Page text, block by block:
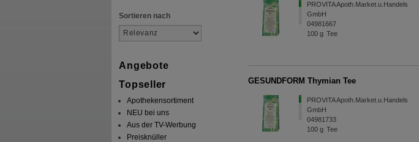
Sortieren nach
Angebote
Topseller
Apothekensortiment
NEU bei uns
Aus der TV-Werbung
Preisknüller
PROVITA Apoth.Market.u.Handels
GmbH
04981667
100g Tee
GESUNDFORM Thymian Tee
PROVITA Apoth.Market.u.Handels
GmbH
04981733
100g Tee